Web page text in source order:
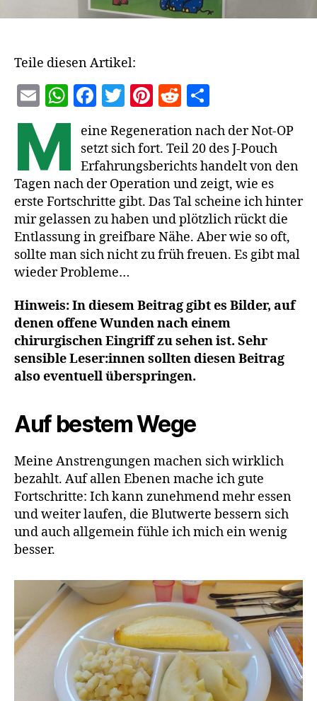
Not-
Teile diesen Artikel:
E
m
ai
l
W
h
at
s
A
p
p
F
c
e
b
o
o
k
T
itt
er
Pi
nt
er
es
t
R
d
di
t
ei
le
n
M
eine Regeneration nach der Not-OP
setzt sich fort. Teil 20 des J-Pouch
Erfahrungsberichts handelt von den
Tagen nach der Operation und zeigt, wie es
erste Fortschritte gibt. Das Tal scheine ich hinter
mir gelassen zu haben und plötzlich rückt die
Entlassung in greifbare Nähe. Aber wie so oft,
sollte man sich nicht zu früh freuen. Es gibt mal
wieder Probleme…
Hinweis: In diesem Beitrag gibt es Bilder, auf
denen offene Wunden nach einem
chirurgischen Eingriff zu sehen ist. Sehr
sensible Leser:innen sollten diesen Beitrag
also eventuell überspringen.
Auf bestem Wege
Meine Anstrengungen machen sich wirklich
bezahlt. Auf allen Ebenen mache ich gute
Fortschritte: Ich kann zunehmend mehr essen
und weiter laufen, die Blutwerte bessern sich
und auch allgemein fühle ich mich ein wenig
besser.